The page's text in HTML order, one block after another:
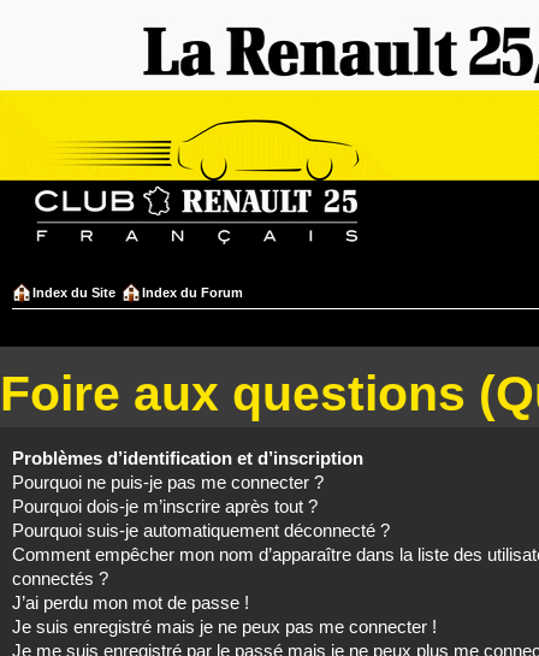
Index du Site Index du Forum
Foire aux questions
Problèmes d’identification et d’inscription
Pourquoi ne puis-je pas me connecter ?
Pourquoi dois-je m’inscrire après tout ?
Pourquoi suis-je automatiquement déconnecté ?
Comment empêcher mon nom d’apparaître dans la liste des
connectés ?
J’ai perdu mon mot de passe !
Je suis enregistré mais je ne peux pas me connecter !
Je me suis enregistré par le passé mais je ne peux plus me